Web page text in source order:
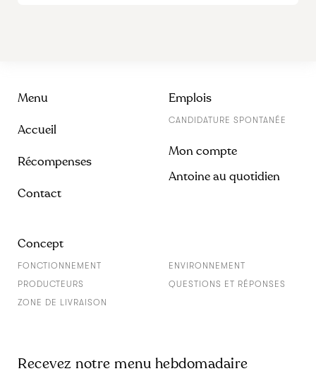
Menu
Accueil
Récompenses
Contact
Emplois
CANDIDATURE SPONTANÉE
Mon compte
Antoine au quotidien
Concept
FONCTIONNEMENT
ENVIRONNEMENT
PRODUCTEURS
QUESTIONS ET RÉPONSES
ZONE DE LIVRAISON
Recevez notre menu hebdomadaire